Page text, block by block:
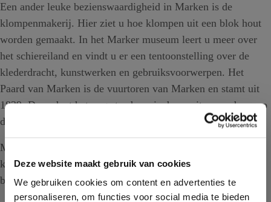
Deze website maakt gebruik van cookies
We gebruiken cookies om content en advertenties te
personaliseren, om functies voor social media te bieden
Een ander leuke bezienswaardigheid in Marken is de
klompenmakerij. Hier ziet u hoe klompen uit een blok hout
worden gemaakt. In het Marker museum leert u meer over
het schiereiland en vindt u er een tentoonstelling over de
klederdracht, kunstwerken en gebruiksvoorwerpen. Het
Paard van Marken is de vuurtoren van Marken en stamt uit
1839. Deze doet het nog steeds en is de moeite waard om op
de foto te zetten!
Marken heeft inclusief de dijk een omtrek van ongeveer 9
kilometer. U kunt het eiland dus gemakkelijk te voet
bezoeken en belopen.